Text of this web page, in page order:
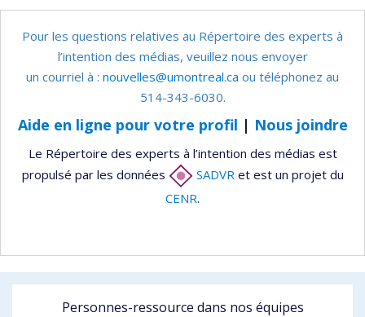
Pour les questions relatives au Répertoire des experts à
l’intention des médias, veuillez nous envoyer
un courriel à : nouvelles@umontreal.ca ou téléphonez au
514-343-6030.
Aide en ligne pour votre profil | Nous joindre
Le Répertoire des experts à l’intention des médias est
propulsé par les données
SADVR et est un projet du
CENR.
Personnes-ressource dans nos équipes